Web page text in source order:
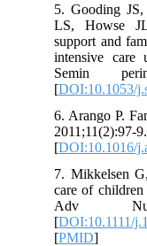
5. Gooding
LS, Howse
support and
intensive
Semin
[
6. Arango P.
2011;11(2):97-
[
7. Mikkelsen
care of
Adv
[
[PMID